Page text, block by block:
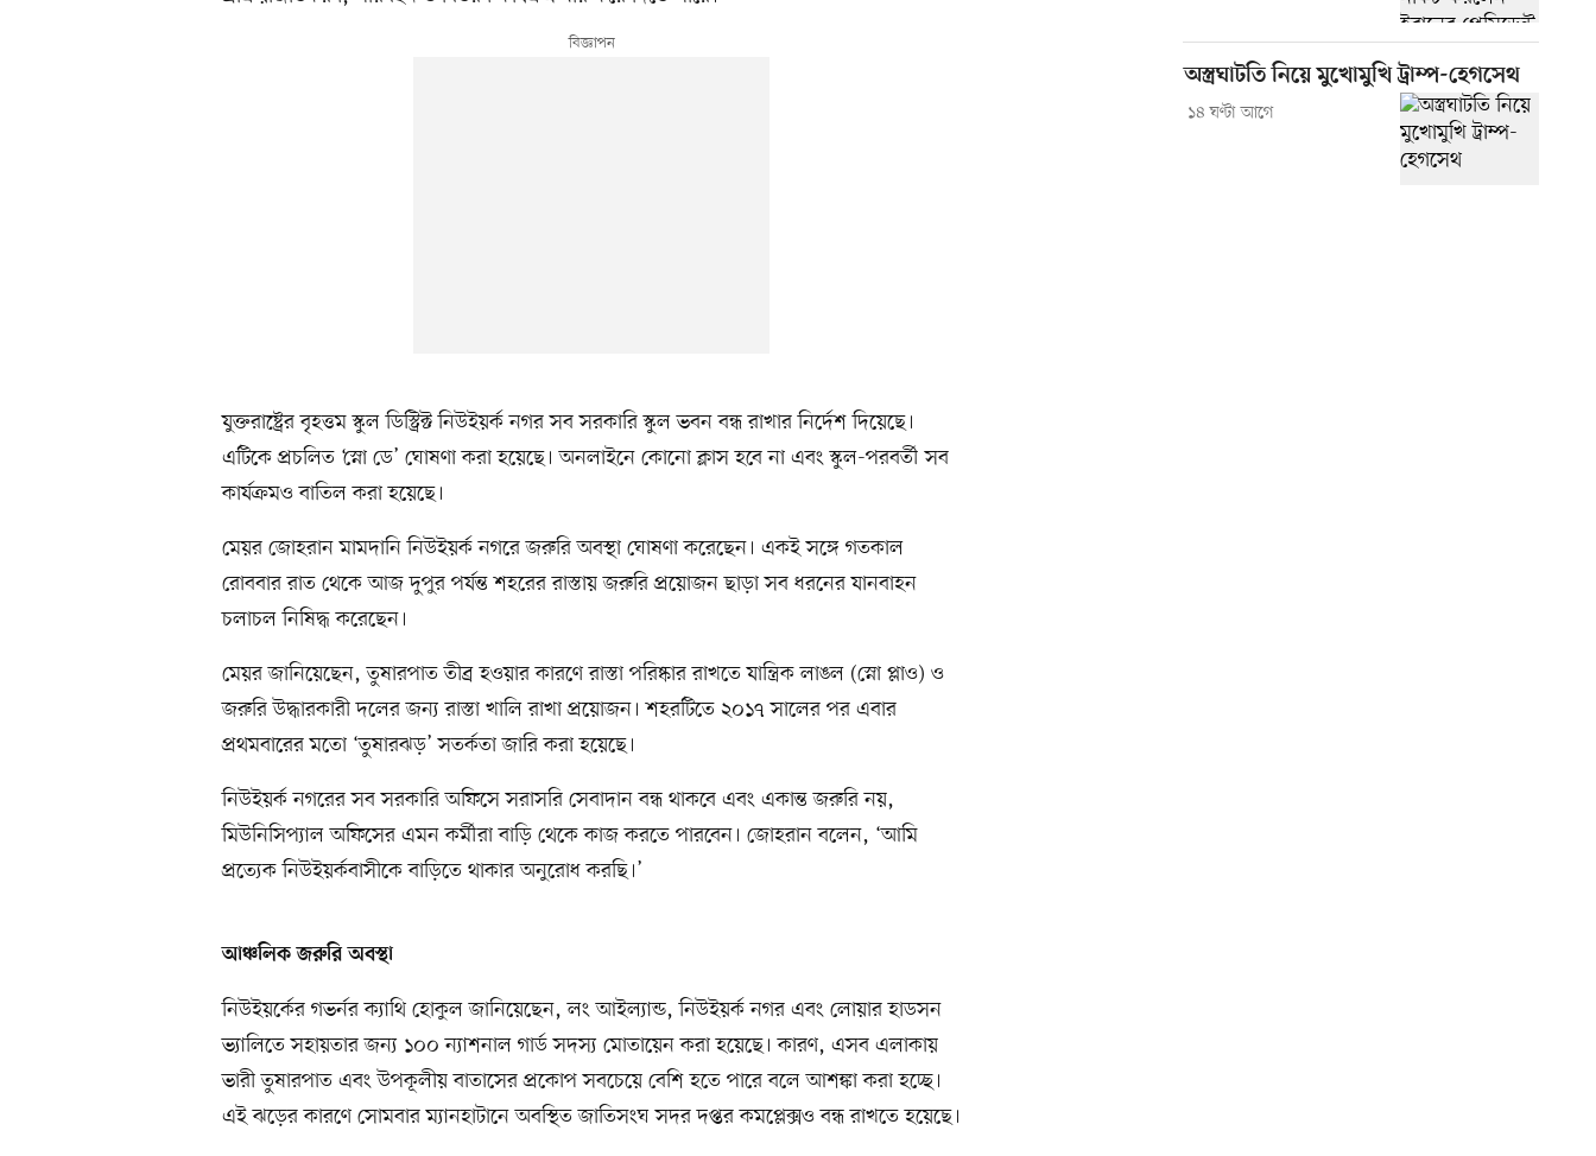
যুক্তরাষ্ট্রের বৃহত্তম স্কুল ডিস্ট্রিক্ট নিউইয়র্ক নগর সব সরকারি স্কুল ভবন বন্ধ রাখার নির্দেশ দিয়েছে।
এটিকে প্রচলিত ‘স্নো ডে’ ঘোষণা করা হয়েছে। অনলাইনে কোনো ক্লাস হবে না এবং স্কুল-পরবর্তী সব
কার্যক্রমও বাতিল করা হয়েছে।
মেয়র জোহরান মামদানি নিউইয়র্ক নগরে জরুরি অবস্থা ঘোষণা করেছেন। একই সঙ্গে গতকাল
রোববার রাত থেকে আজ দুপুর পর্যন্ত শহরের রাস্তায় জরুরি প্রয়োজন ছাড়া সব ধরনের যানবাহন
চলাচল নিষিদ্ধ করেছেন।
মেয়র জানিয়েছেন, তুষারপাত তীব্র হওয়ার কারণে রাস্তা পরিষ্কার রাখতে যান্ত্রিক লাঙল (স্নো প্লাও) ও
জরুরি উদ্ধারকারী দলের জন্য রাস্তা খালি রাখা প্রয়োজন। শহরটিতে ২০১৭ সালের পর এবার
প্রথমবারের মতো ‘তুষারঝড়’ সতর্কতা জারি করা হয়েছে।
নিউইয়র্ক নগরের সব সরকারি অফিসে সরাসরি সেবাদান বন্ধ থাকবে এবং একান্ত জরুরি নয়,
মিউনিসিপ্যাল অফিসের এমন কর্মীরা বাড়ি থেকে কাজ করতে পারবেন। জোহরান বলেন, ‘আমি
প্রত্যেক নিউইয়র্কবাসীকে বাড়িতে থাকার অনুরোধ করছি।’
আঞ্চলিক জরুরি অবস্থা
নিউইয়র্কের গভর্নর ক্যাথি হোকুল জানিয়েছেন, লং আইল্যান্ড, নিউইয়র্ক নগর এবং লোয়ার হাডসন
ভ্যালিতে সহায়তার জন্য ১০০ ন্যাশনাল গার্ড সদস্য মোতায়েন করা হয়েছে। কারণ, এসব এলাকায়
ভারী তুষারপাত এবং উপকূলীয় বাতাসের প্রকোপ সবচেয়ে বেশি হতে পারে বলে আশঙ্কা করা হচ্ছে।
এই ঝড়ের কারণে সোমবার ম্যানহাটানে অবস্থিত জাতিসংঘ সদর দপ্তর কমপ্লেক্সও বন্ধ রাখতে হয়েছে।
অস্ত্রঘাটতি নিয়ে মুখোমুখি ট্রাম্প-হেগসেথ
১৪ ঘণ্টা আগে